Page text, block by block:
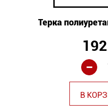
Терка
-
В